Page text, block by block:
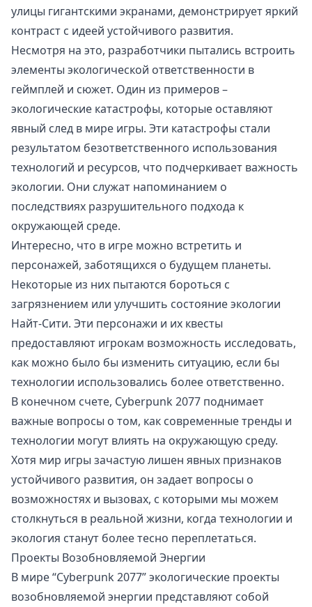
улицы гигантскими экранами, демонстрирует яркий
контраст с идеей устойчивого развития.
Несмотря на это, разработчики пытались встроить
элементы экологической ответственности в
геймплей и сюжет. Один из примеров –
экологические катастрофы, которые оставляют
явный след в мире игры. Эти катастрофы стали
результатом безответственного использования
технологий и ресурсов, что подчеркивает важность
экологии. Они служат напоминанием о
последствиях разрушительного подхода к
окружающей среде.
Интересно, что в игре можно встретить и
персонажей, заботящихся о будущем планеты.
Некоторые из них пытаются бороться с
загрязнением или улучшить состояние экологии
Найт-Сити. Эти персонажи и их квесты
предоставляют игрокам возможность исследовать,
как можно было бы изменить ситуацию, если бы
технологии использовались более ответственно.
В конечном счете, Cyberpunk 2077 поднимает
важные вопросы о том, как современные тренды и
технологии могут влиять на окружающую среду.
Хотя мир игры зачастую лишен явных признаков
устойчивого развития, он задает вопросы о
возможностях и вызовах, с которыми мы можем
столкнуться в реальной жизни, когда технологии и
экология станут более тесно переплетаться.
Проекты Возобновляемой Энергии
В мире “Cyberpunk 2077” экологические проекты
возобновляемой энергии представляют собой